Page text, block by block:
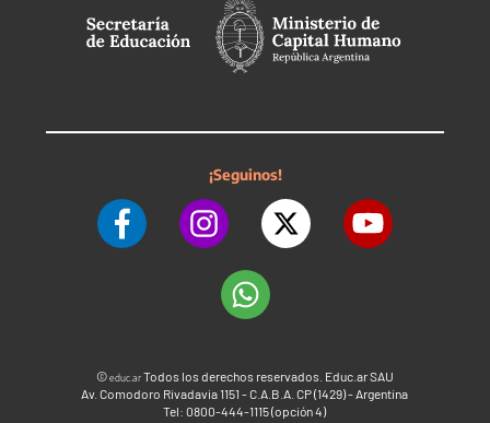
¡Seguinos!
©educ.arTodos los derechos reservados. Educ.ar SAU
Av. Comodoro Rivadavia 1151 - C.A.B.A. CP (1429) - Argentina
Tel: 0800-444-1115 (opción 4)